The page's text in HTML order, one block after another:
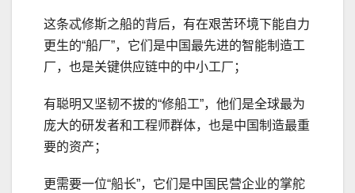
这条忒修斯之船的背后，有在艰苦环境下能自力
更生的“船厂”，它们是中国最先进的智能制造工
厂，也是关键供应链中的中小工厂；
有聪明又坚韧不拔的“修船工”，他们是全球最为
庞大的研发者和工程师群体，也是中国制造最重
要的资产；
更需要一位“船长”，它们是中国民营企业的掌舵